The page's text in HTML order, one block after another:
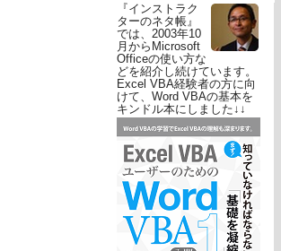
『インストラク
ターのネタ帳』
では、2003年10
月からMicrosoft
Officeの使い方な
どを紹介し続けています。
Excel VBA経験者の方に向
けて、Word VBAの基本を
キンドル本にしました↓↓